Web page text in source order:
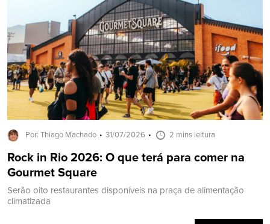
Por: Thiago Machado 31/07/2026 2 mins leitura
Rock in Rio 2026: O que terá para comer na
Gourmet Square
Serão oito restaurantes disponíveis na praça de alimentação
climatizada